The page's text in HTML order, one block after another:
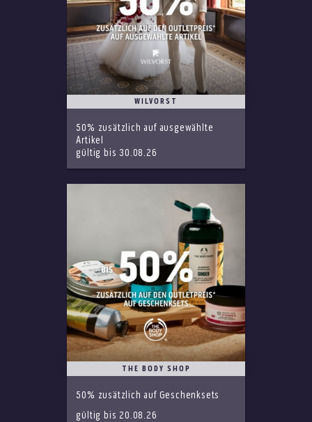
WILVORST
50% zusätzlich auf ausgewählte
Artikel
gültig bis 30.08.26
THE BODY SHOP
50% zusätzlich auf Geschenksets
gültig bis 20.08.26